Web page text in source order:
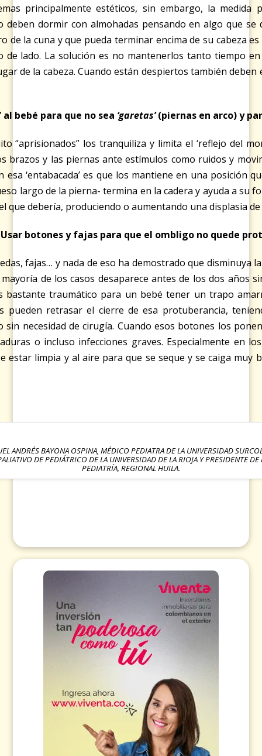
principalmente estéticos, sin embargo, la
dormir con almohadas pensando en algo que se
de la cuna y que pueda terminar encima de su cabeza
de lado. La solución es no mantenerlos tanto tiempo
de la cabeza. Cuando están despiertos también
bebé para que no sea ‘garetas’(piernas en arco) y
“aprisionados” los tranquiliza y limita el ‘reflejo del
brazos y las piernas ante estímulos como ruidos y
esa ‘entabacada’ es que los mantiene en una posición
largo de la pierna- termina en la cadera y ayuda a su
que debería, produciendo o aumentando una displasia
botones y fajas para que el ombligo no quede
fajas… y nada de eso ha demostrado que disminuya
de los casos desaparece antes de los dos años
bastante traumático para un bebé tener un trapo
pueden retrasar el cierre de esa protuberancia,
necesidad de cirugía. Cuando esos botones los
o incluso infecciones graves. Especialmente en
estar limpia y al aire para que se seque y se caiga muy
ANDRÉS BAYONA OSPINA, MÉDICO PEDIATRA DE LA UNIVERSIDAD
DE PEDIÁTRICO DE LA UNIVERSIDAD DE LA RIOJA Y PRESIDENTE
PEDIATRÍA, REGIONAL HUILA.